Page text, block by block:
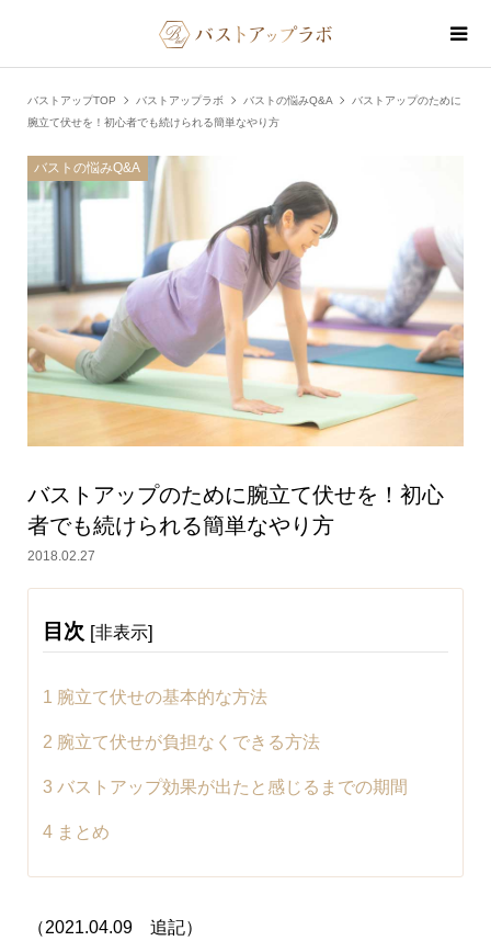
バストアップTOP バストアップラボ バストの悩みQ&A
バストアップのために
腕立て伏せを！初心者でも続けられる簡単なやり方
バストの悩みQ&A
バストアップのために腕立て伏せを！初心
者でも続けられる簡単なやり方
2018.02.27
目次 [非表示]
1 腕立て伏せの基本的な方法
2 腕立て伏せが負担なくできる方法
3 バストアップ効果が出たと感じるまでの期間
4 まとめ
（2021.04.09 追記）